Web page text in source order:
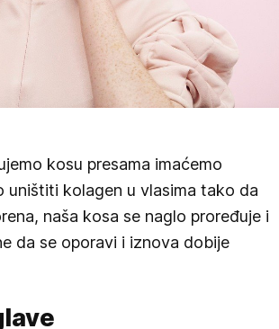
kosu presama imaćemo
uništiti kolagen u vlasima tako da
naša kosa se naglo proređuje i
da se oporavi i iznova dobije